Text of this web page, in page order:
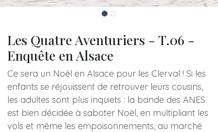
Les Quatre Aventuriers - T.06 -
Enquête en Alsace
Ce sera un Noël en Alsace pour les Clerval ! Si les
enfants se réjouissent de retrouver leurs cousins,
les adultes sont plus inquiets : la bande des ANES
est bien décidée à saboter Noël, en multipliant les
vols et même les empoisonnements, au marché